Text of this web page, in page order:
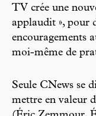
TV crée une
applaudit », pour
encouragements
moi-même de
Seule CNews se
mettre en valeur